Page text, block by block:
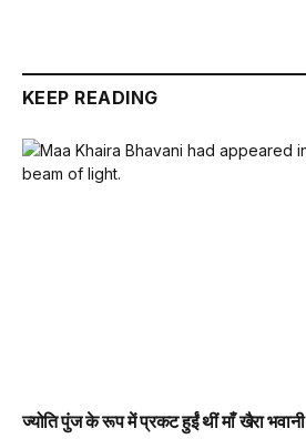
KEEP READING
ज्योति पुंज के रूप में प्रकट हुईं थीं माँ खैरा भवानी